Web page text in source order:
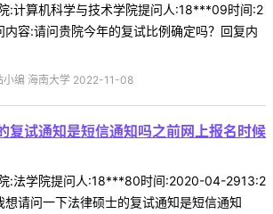
:计算机科学与技术学院提问人:18***09时间:2
容:请问贵院今年的复试比例确定吗？回复内
小编 海南大学 2022-11-08
复试通知是短信通知吗之前网上报名时候
:法学院提问人:18***80时间:2020-04-2913:2
请问一下法律硕士的复试通知是短信通知